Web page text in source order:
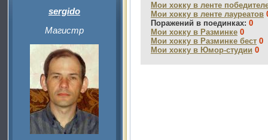
sergido
Магистр
Мои хокку в ленте
Мои хокку в ленте лауреатов
Поражений в поединках: 0
Мои хокку в Разминке 0
Мои хокку в Разминке бест 0
Мои хокку в Юмор-студии 0